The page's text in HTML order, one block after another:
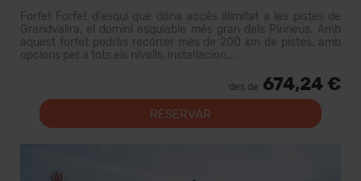
Forfet Forfet d'esquí que dóna accés il·limitat a les pistes de
Grandvalira, el domini esquiable més gran dels Pirineus. Amb
aquest forfet podràs recórrer més de 200 km de pistes, amb
opcions per a tots els nivells, instal·lacion...
des de 674,24 €
RESERVAR